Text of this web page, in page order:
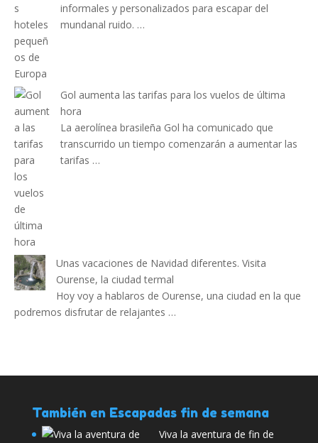
informales y personalizados para escapar del
mundanal ruido. …
Gol aumenta las tarifas para los vuelos de última
hora
La aerolínea brasileña Gol ha comunicado que
transcurrido un tiempo comenzarán a aumentar las
tarifas …
Unas vacaciones de Navidad diferentes. Visita
Ourense, la ciudad termal
Hoy voy a hablaros de Ourense, una ciudad en la que
podremos disfrutar de relajantes …
También en Escapadas fin de semana
Viva la aventura de fin de